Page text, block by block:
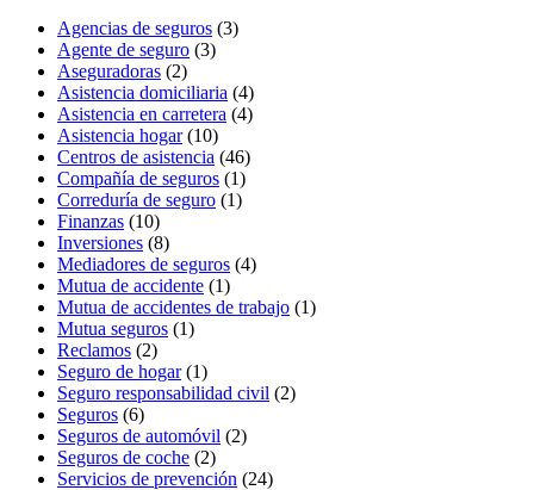
Agencias de seguros (3)
Agente de seguro (3)
Aseguradoras (2)
Asistencia domiciliaria (4)
Asistencia en carretera (4)
Asistencia hogar(10)
Centros de asistencia (46)
Compañía de seguros (1)
Correduría de seguro (1)
Finanzas (10)
Inversiones (8)
Mediadores de seguros (4)
Mutua de accidente (1)
Mutua de accidentes de trabajo (1)
Mutua seguros (1)
Reclamos (2)
Seguro de hogar(1)
Seguro responsabilidad civil (2)
Seguros (6)
Seguros de automóvil (2)
Seguros de coche (2)
Servicios de prevención (24)